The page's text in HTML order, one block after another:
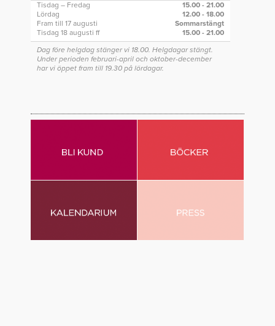
Tisdag – Fredag
15.00 - 21.00
Lördag
12.00 - 18.00
Fram till 17 augusti
Sommarstängt
Tisdag 18 augusti ff
15.00 - 21.00
Dag före helgdag stänger vi 18.00. Helgdagar stängt.
Under perioden februari-april och oktober-december
har vi öppet fram till 19.30 på lördagar.